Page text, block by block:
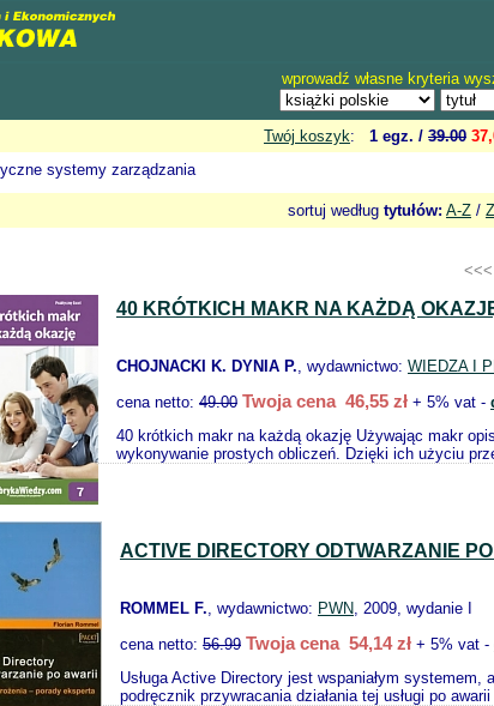
wprowadź własne kryteria
Twój koszyk: 1 egz. / 39.00
systemy zarządzania
sortuj według tytułów: A-Z /
<<<
40 KRÓTKICH MAKR NA KAŻDĄ
CHOJNACKI K. DYNIA P., wydawnictwo: WIEDZA I
cena netto: 49.00 Twoja cena 46,55 zł + 5% vat -
40 krótkich makr na każdą okazję Używając makr
wykonywanie prostych obliczeń. Dzięki ich użyciu
ACTIVE DIRECTORY ODTWARZANIE
ROMMEL F., wydawnictwo: PWN, 2009, wydanie I
cena netto: 56.99 Twoja cena 54,14 zł + 5% vat -
Usługa Active Directory jest wspaniałym
podręcznik przywracania działania tej usługi po